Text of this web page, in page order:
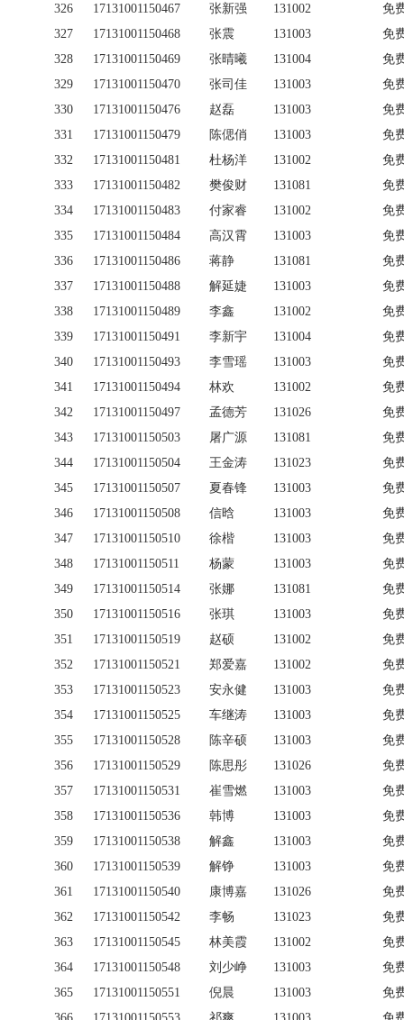
326
17131001150467 张新强 131002
免
327
17131001150468 张震 131003
免
328
17131001150469 张晴曦 131004
免
329
17131001150470 张司佳 131003
免
330
17131001150476 赵磊 131003
免
331
17131001150479 陈偲俏 131003
免
332
17131001150481 杜杨洋 131002
免
333
17131001150482 樊俊财 131081
免
334
17131001150483 付家睿 131002
免
335
17131001150484 高汉霄 131003
免
336
17131001150486 蒋静 131081
免
337
17131001150488 解延婕 131003
免
338
17131001150489 李鑫 131002
免
339
17131001150491 李新宇 131004
免
340
17131001150493 李雪瑶 131003
免
341
17131001150494 林欢 131002
免
342
17131001150497 孟德芳 131026
免
343
17131001150503 屠广源 131081
免
344
17131001150504 王金涛 131023
免
345
17131001150507 夏春锋 131003
免
346
17131001150508 信晗 131003
免
347
17131001150510 徐楷 131003
免
348
17131001150511 杨蒙 131003
免
349
17131001150514 张娜 131081
免
350
17131001150516 张琪 131003
免
351
17131001150519 赵硕 131002
免
352
17131001150521 郑爱嘉 131002
免
353
17131001150523 安永健 131003
免
354
17131001150525 车继涛 131003
免
355
17131001150528 陈辛硕 131003
免
356
17131001150529 陈思彤 131026
免
357
17131001150531 崔雪燃 131003
免
358
17131001150536 韩博 131003
免
359
17131001150538 解鑫 131003
免
360
17131001150539 解铮 131003
免
361
17131001150540 康博嘉 131026
免
362
17131001150542 李畅 131023
免
363
17131001150545 林美霞 131002
免
364
17131001150548 刘少峥 131003
免
365
17131001150551 倪晨 131003
免